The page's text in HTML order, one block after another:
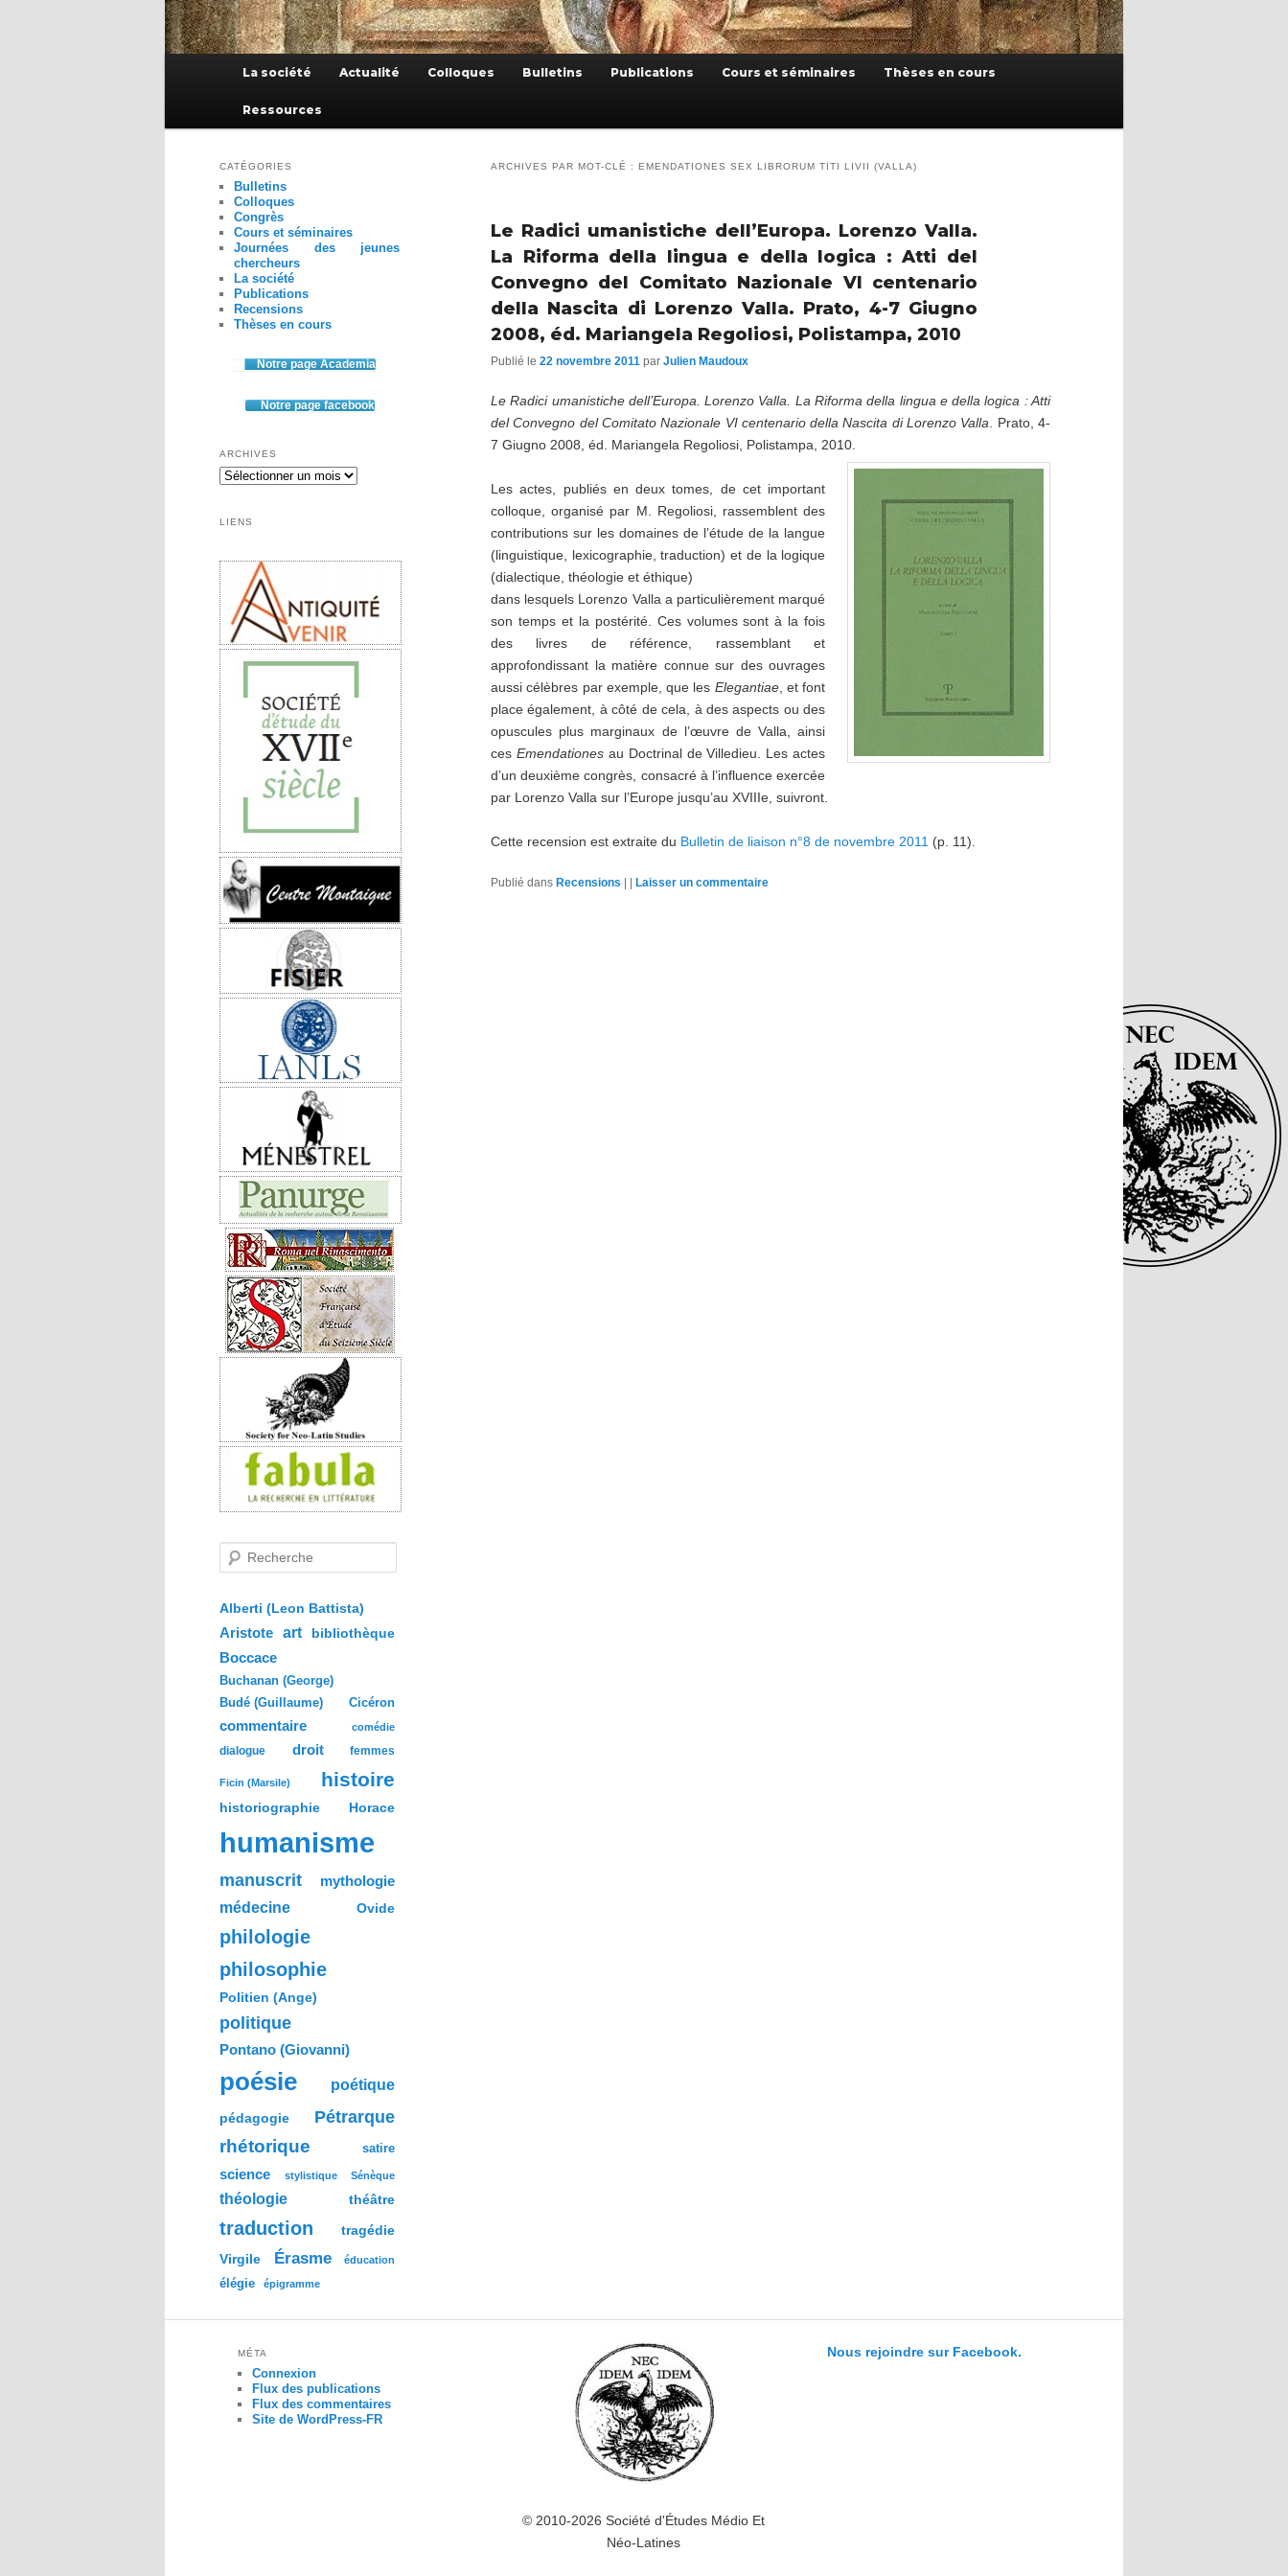
La société Actualité Colloques Bulletins Publications Cours et séminaires Thèses en cours
Ressources
ARCHIVES PAR MOT-CLÉ : EMENDATIONES SEX LIBRORUM TITI LIVII (VALLA)
Le Radici umanistiche dell’Europa. Lorenzo Valla.
La Riforma della lingua e della logica : Atti del
Convegno del Comitato Nazionale VI centenario
della Nascita di Lorenzo Valla. Prato, 4-7 Giugno
2008, éd. Mariangela Regoliosi, Polistampa, 2010
Publié le 22 novembre 2011 par Julien Maudoux
Le Radici umanistiche dell’Europa. Lorenzo Valla. La Riforma della lingua e della logica : Atti
del Convegno del Comitato Nazionale VI centenario della Nascita di Lorenzo Valla . Prato, 4-
7 Giugno 2008, éd. Mariangela Regoliosi, Polistampa, 2010.
Les actes, publiés en deux tomes, de cet important
colloque, organisé par M. Regoliosi, rassemblent des
contributions sur les domaines de l’étude de la langue
(linguistique, lexicographie, traduction) et de la logique
(dialectique, théologie et éthique)
dans lesquels Lorenzo Valla a particulièrement marqué
son temps et la postérité. Ces volumes sont à la fois
des livres de référence, rassemblant et
approfondissant la matière connue sur des ouvrages
aussi célèbres par exemple, que les Elegantiae, et font
place également, à côté de cela, à des aspects ou des
opuscules plus marginaux de l’œuvre de Valla, ainsi
ces Emendationesau Doctrinal de Villedieu. Les actes
d’un deuxième congrès, consacré à l’influence exercée
par Lorenzo Valla sur l’Europe jusqu’au XVIIIe, suivront.
Cette recension est extraite du Bulletin de liaison n°8 de novembre 2011 (p. 11).
Publié dans Recensions Laisser un commentaire
CATÉGORIES
Bulletins
Colloques
Congrès
Cours et séminaires
Journées des jeunes
chercheurs
La société
Publications
Recensions
Thèses en cours
Notre page Academia
Notre page facebook
ARCHIVES
Archives
LIENS
c
e
c
e
Alberti (Leon Battista)
Aristote art bibliothèque
Boccace
Buchanan (George)
Budé (Guillaume) Cicéron
commentaire comédie
dialogue droit femmes
Ficin (Marsile) histoire
historiographie Horace
humanisme
manuscrit
mythologie
médecine
Ovide
philologie
philosophie
Politien (Ange)
politique
Pontano (Giovanni)
poésie poétique
pédagogie Pétrarque
rhétorique satire
science stylistique Sénèque
théologie théâtre
traduction
tragédie
Virgile
Érasme éducation
élégie épigramme
MÉTA
Connexion
Flux des publications
Flux des commentaires
Site de WordPress-FR
© 2010-2026 Société d'Études Médio Et
Néo-Latines
Nous rejoindre sur Facebook.